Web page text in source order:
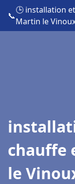
📞
🕒 installation
Martin le
chauffe
le